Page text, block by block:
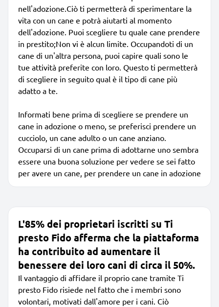
nell'adozione.Ciò ti permetterà di sperimentare la
vita con un cane e potrà aiutarti al momento
dell'adozione. Puoi scegliere tu quale cane prendere
in prestito;Non vi è alcun limite. Occupandoti di un
cane di un'altra persona, puoi capire quali sono le
tue attività preferite con loro. Questo ti permetterà
di scegliere in seguito qual è il tipo di cane più
adatto a te.
Informati bene prima di scegliere se prendere un
cane in adozione o meno, se preferisci prendere un
cucciolo, un cane adulto o un cane anziano.
Occuparsi di un cane prima di adottarne uno sembra
essere una buona soluzione per vedere se sei fatto
per avere un cane, per prendere un cane in adozione
L'85% dei proprietari iscritti su Ti
presto Fido afferma che la piattaforma
ha contribuito ad aumentare il
benessere dei loro cani di circa il 50%.
Il vantaggio di affidare il proprio cane tramite Ti
presto Fido risiede nel fatto che i membri sono
volontari, motivati dall'amore per i cani. Ciò